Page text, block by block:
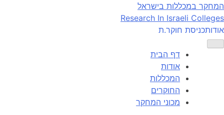
Skip
to
content
המחקר במכללות בישראל
Research In Israeli Colleges
אודותכניסת חוקר.ת
דף הבית
אודות
המכללות
החוקרים
מכוני המחקר